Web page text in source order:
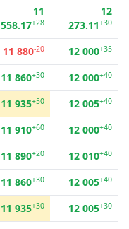
11
558.17+28
12
273.11+30
11 880-20 12 000+35
11 860+30 12 000+40
11 935+50 12 005+40
11 910+60 12 000+40
11 890+20 12 010+40
11 860+30 12 005+40
11 935+30 12 005+30